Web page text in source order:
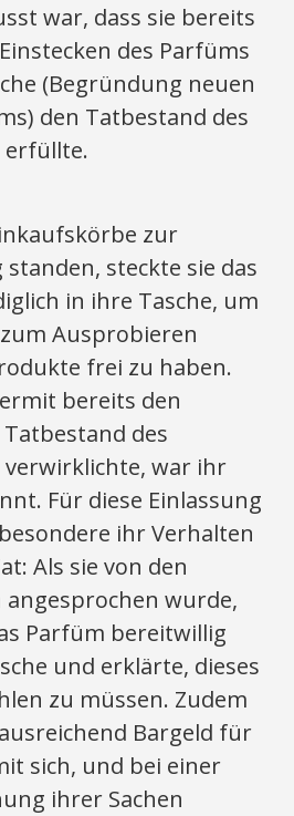
war, dass sie bereits
des Parfüms
(Begründung neuen
den Tatbestand des
erfüllte.
zur
steckte sie das
in ihre Tasche, um
Ausprobieren
frei zu haben.
bereits den
des
verwirklichte, war ihr
Für diese Einlassung
ihr Verhalten
Als sie von den
angesprochen wurde,
Parfüm bereitwillig
und erklärte, dieses
zu müssen. Zudem
Bargeld für
sich, und bei einer
ihrer Sachen